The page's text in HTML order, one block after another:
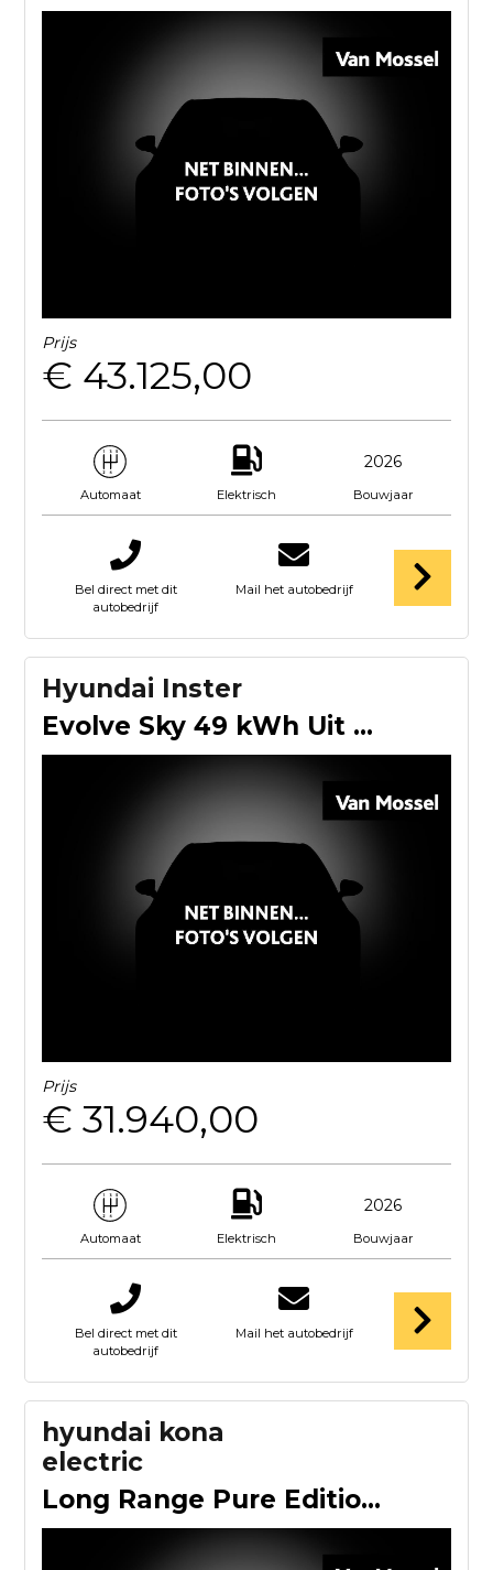
Prijs
€ 43.125,00
Automaat Elektrisch
2026
Bouwjaar
Bel direct met dit
autobedrijf
Mail het autobedrijf
Hyundai Inster
Evolve Sky 49 kWh Uit Voorraad Leverbaar | Winter & Tech Pac
Prijs
€ 31.940,00
Automaat Elektrisch
2026
Bouwjaar
Bel direct met dit
autobedrijf
Mail het autobedrijf
hyundai kona
electric
Long Range Pure Edition 64.8 kWh | Uit Voorraad Leverbaar |